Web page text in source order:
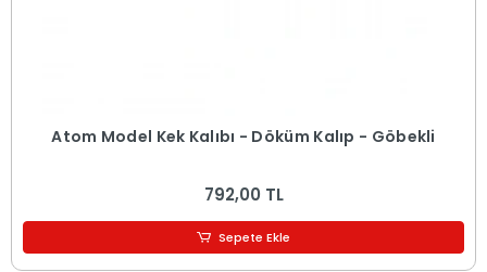
Atom Model Kek Kalıbı - Döküm Kalıp - Göbekli
792,00 TL
Sepete Ekle